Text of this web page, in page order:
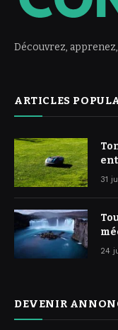
Découvrez,
ARTICLES
31
24
DEVENIR